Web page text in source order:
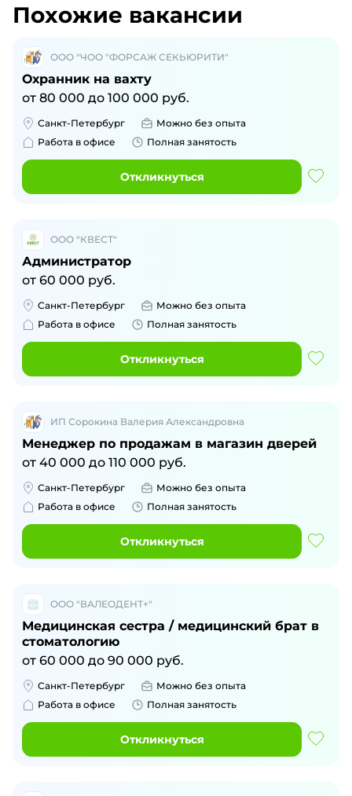
Похожие вакансии
ООО "ЧОО "ФОРСАЖ СЕКЬЮРИТИ"
Охранник на вахту
от 80 000 до 100 000 руб.
Санкт-Петербург
Можно без опыта
Работа в офисе
Полная занятость
Откликнуться
ООО "КВЕСТ"
Администратор
от 60 000 руб.
Санкт-Петербург
Можно без опыта
Работа в офисе
Полная занятость
Откликнуться
ИП Сорокина Валерия Александровна
Менеджер по продажам в магазин дверей
от 40 000 до 110 000 руб.
Санкт-Петербург
Можно без опыта
Работа в офисе
Полная занятость
Откликнуться
ООО "ВАЛЕОДЕНТ+"
Медицинская сестра / медицинский брат в
стоматологию
от 60 000 до 90 000 руб.
Санкт-Петербург
Можно без опыта
Работа в офисе
Полная занятость
Откликнуться